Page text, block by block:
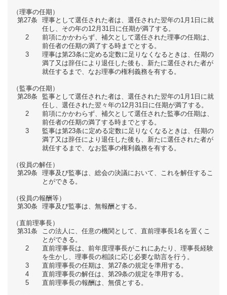
（理事の任期）
第27条
理事として選任された者は、選任された翌年の1月1日に就
任し、その年の12月31日に任期が満了する。
2
前項にかかわらず、補欠として選任された理事の任期は、
前任者の任期の満了する時までとする。
3
理事は第23条に定める定数に足りなくなるときは、任期の
満了又は辞任により退任した後も、新たに選任された者が
就任するまで、なお理事の権利義務を有する。
（監事の任期）
第28条
監事として選任された者は、選任された翌年の1月1日に就
任し、選任された翌々年の12月31日に任期が満了する。
2
前項にかかわらず、補欠として選任された監事の任期は、
前任者の任期の満了する時までとする。
3
監事は第23条に定める定数に足りなくなるときは、任期の
満了又は辞任により退任した後も、新たに選任された者が
就任するまで、なお監事の権利義務を有する。
（役員の解任）
第29条
理事及び監事は、総会の決議において、これを解任するこ
とができる。
（役員の報酬等）
第30条
理事及び監事は、無報酬とする。
（直前理事長）
第31条
この法人に、任意の機関として、直前理事長1名を置くこ
とができる。
2
直前理事長は、前年度理事長がこれにあたり、理事長経験
を生かし、理事長の相談に応じ必要な助言を行う。
3
直前理事長の任期は、第27条の規定を準用する。
4
直前理事長の解任は、第29条の規定を準用する。
5
直前理事長の報酬は、無償とする。